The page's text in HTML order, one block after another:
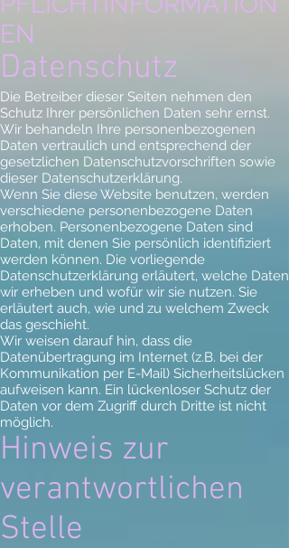
EN
Datenschutz
Die Betreiber dieser Seiten nehmen den
Schutz Ihrer persönlichen Daten sehr ernst.
Wir behandeln Ihre personenbezogenen
Daten vertraulich und entsprechend der
gesetzlichen Datenschutzvorschriften sowie
dieser Datenschutzerklärung.
Wenn Sie diese Website benutzen, werden
verschiedene personenbezogene Daten
erhoben. Personenbezogene Daten sind
Daten, mit denen Sie persönlich identifiziert
werden können. Die vorliegende
Datenschutzerklärung erläutert, welche Daten
wir erheben und wofür wir sie nutzen. Sie
erläutert auch, wie und zu welchem Zweck
das geschieht.
Wir weisen darauf hin, dass die
Datenübertragung im Internet (z.B. bei der
Kommunikation per E-Mail) Sicherheitslücken
aufweisen kann. Ein lückenloser Schutz der
Daten vor dem Zugriff durch Dritte ist nicht
möglich.
Hinweis zur
verantwortlichen
Stelle